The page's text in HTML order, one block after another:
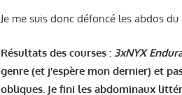
Je me suis donc défoncé les abdos
Résultats des courses : 3xNYX
genre (et j’espère mon dernier) et
obliques. Je fini les abdominaux